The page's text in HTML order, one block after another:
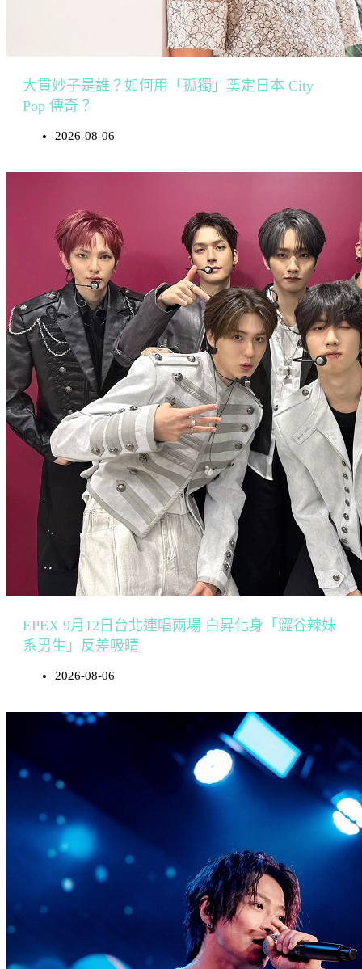
大貫妙子是誰？如何用「孤獨」奠定日本 City
Pop 傳奇？
2026-08-06
EPEX 9月12日台北連唱兩場 白昇化身「澀谷辣妹
系男生」反差吸睛
2026-08-06